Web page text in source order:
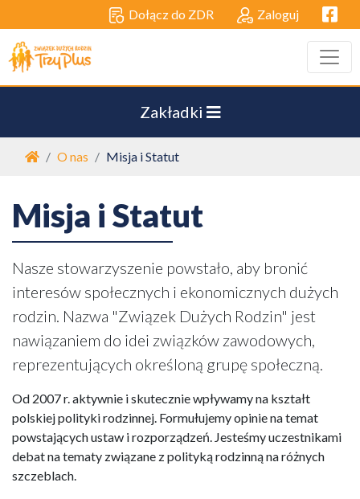
Dołącz do ZDR Zaloguj
Zakładki
Strona główna
O nas Misja i Statut
Misja i Statut
Nasze stowarzyszenie powstało, aby bronić
interesów społecznych i ekonomicznych dużych
rodzin. Nazwa "Związek Dużych Rodzin" jest
nawiązaniem do idei związków zawodowych,
reprezentujących określoną grupę społeczną.
Od 2007 r. aktywnie i skutecznie wpływamy na kształt
polskiej polityki rodzinnej. Formułujemy opinie na temat
powstających ustaw i rozporządzeń. Jesteśmy uczestnikami
debat na tematy związane z polityką rodzinną na różnych
szczeblach.